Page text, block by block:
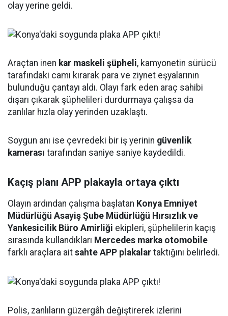
olay yerine geldi.
Araçtan inen kar maskeli şüpheli, kamyonetin sürücü
tarafındaki camı kırarak para ve ziynet eşyalarının
bulunduğu çantayı aldı. Olayı fark eden araç sahibi
dışarı çıkarak şüphelileri durdurmaya çalışsa da
zanlılar hızla olay yerinden uzaklaştı.
Soygun anı ise çevredeki bir iş yerinin güvenlik
kamerası tarafından saniye saniye kaydedildi.
Kaçış planı APP plakayla ortaya çıktı
Olayın ardından çalışma başlatan Konya Emniyet
Müdürlüğü Asayiş Şube Müdürlüğü Hırsızlık ve
Yankesicilik Büro Amirliği ekipleri, şüphelilerin kaçış
sırasında kullandıkları Mercedes marka otomobile
farklı araçlara ait sahte APP plakalar taktığını belirledi.
Polis, zanlıların güzergâh değiştirerek izlerini